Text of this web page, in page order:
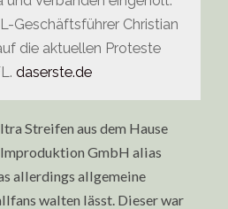
Geschäftsführer Christian
die aktuellen Proteste
daserste.de
Streifen aus dem Hause
GmbH alias
allerdings allgemeine
walten lässt. Dieser war